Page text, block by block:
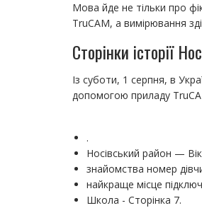
Мова йде не тільки про
TruCAM, а вимірювання
Сторінки історії
Із суботи, 1 серпня, в
допомогою приладу
.
Носівський район —
знайомства номер
найкраще місце
Школа - Сторінка 7.